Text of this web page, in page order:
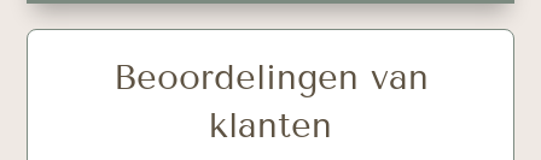
Beoordelingen van
klanten